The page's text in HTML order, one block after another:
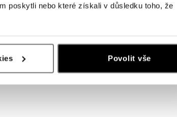
poskytli nebo které získali v důsledku toho, že
Povolit vše